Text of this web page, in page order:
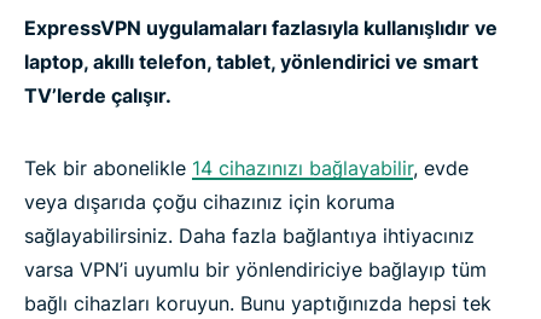
ExpressVPN uygulamaları fazlasıyla kullanışlıdır ve
laptop, akıllı telefon, tablet, yönlendirici ve smart
TV’lerde çalışır.
Tek bir abonelikle 14 cihazınızı bağlayabilir, evde
veya dışarıda çoğu cihazınız için koruma
sağlayabilirsiniz. Daha fazla bağlantıya ihtiyacınız
varsa VPN’i uyumlu bir yönlendiriciye bağlayıp tüm
bağlı cihazları koruyun. Bunu yaptığınızda hepsi tek